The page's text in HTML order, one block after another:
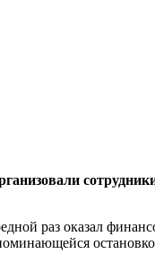
раз оказал